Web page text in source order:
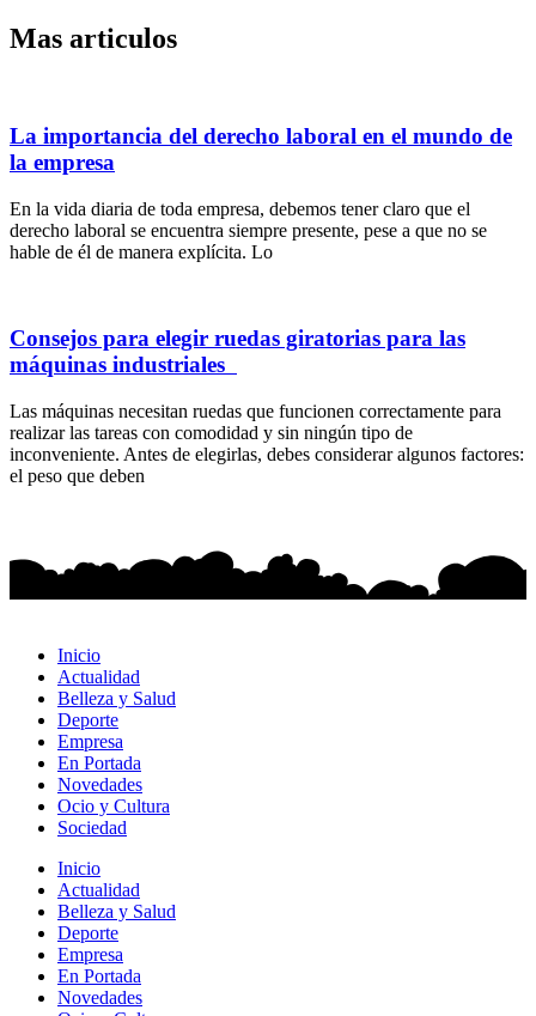
Mas articulos
La importancia del derecho laboral en el mundo de
la empresa
En la vida diaria de toda empresa, debemos tener claro que el
derecho laboral se encuentra siempre presente, pese a que no se
hable de él de manera explícita. Lo
Consejos para elegir ruedas giratorias para las
máquinas industriales
Las máquinas necesitan ruedas que funcionen correctamente para
realizar las tareas con comodidad y sin ningún tipo de
inconveniente. Antes de elegirlas, debes considerar algunos factores:
el peso que deben
Inicio
Actualidad
Belleza y Salud
Deporte
Empresa
En Portada
Novedades
Ocio y Cultura
Sociedad
Inicio
Actualidad
Belleza y Salud
Deporte
Empresa
En Portada
Novedades